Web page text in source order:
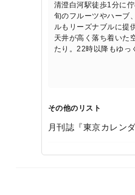
清澄白河駅徒歩1分に佇
旬のフルーツやハーブ
ルもリーズナブルに提
天井が高く落ち着いた
たり。22時以降もゆっ
その他のリスト
月刊誌『東京カレン